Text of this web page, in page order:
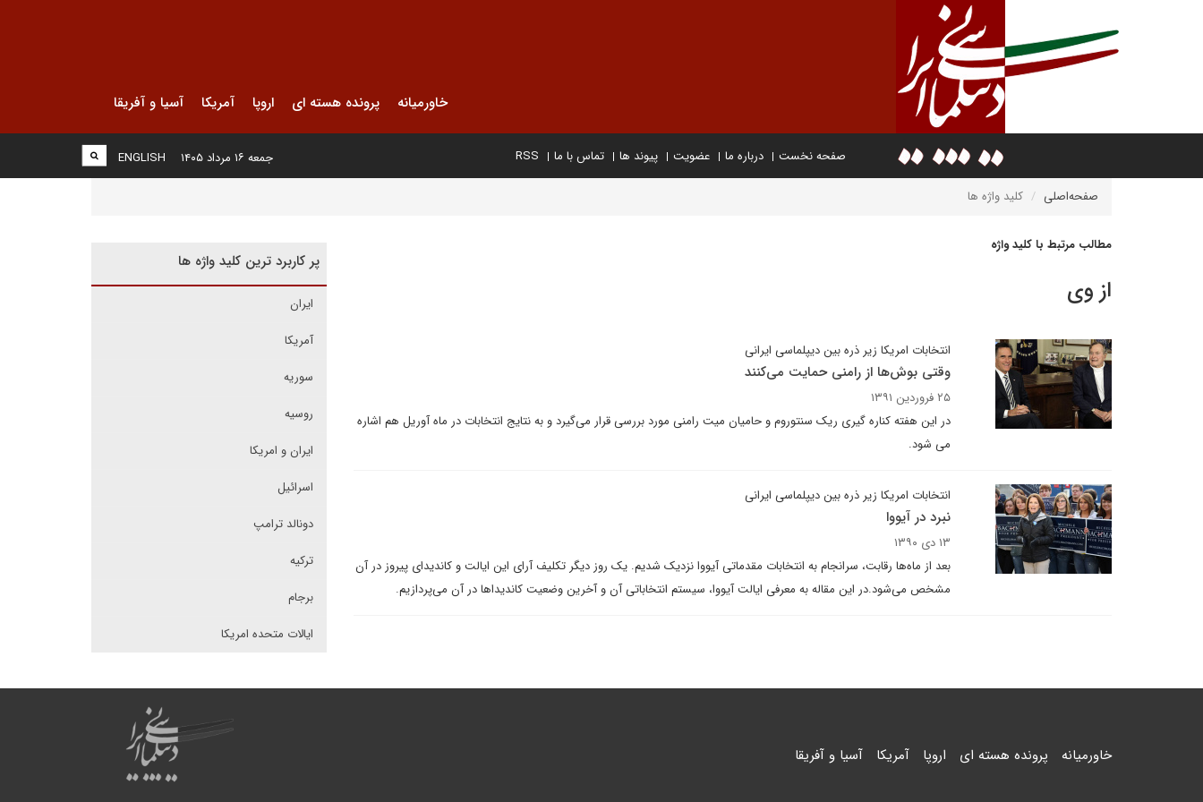
خاورمیانه پرونده هسته ای اروپا آمریکا آسیا و آفریقا
صفحه نخست درباره ما عضویت پیوند ها تماس با ما RSS
ENGLISH جمعه ۱۶ مرداد ۱۴۰۵
صفحه‌اصلی کلید واژه ها
مطالب مرتبط با کلید واژه
از وی
انتخابات امریکا زیر ذره بین دیپلماسی ایرانی
وقتی بوش‌ها از رامنی حمایت می‌کنند
۲۵ فروردین ۱۳۹۱
در این هفته کناره گیری ریک سنتوروم و حامیان میت رامنی مورد بررسی قرار می‌گیرد و به نتایج انتخابات در ماه آوریل هم اشاره
می شود.
انتخابات امریکا زیر ذره بین دیپلماسی ایرانی
نبرد در آیووا
۱۳ دی ۱۳۹۰
بعد از ماه‌ها رقابت، سرانجام به انتخابات مقدماتی آیووا نزدیک شدیم. یک روز دیگر تکلیف آرای این ایالت و کاندیدای پیروز در آن
مشخص می‌شود.در این مقاله به معرفی ایالت آیووا، سیستم انتخاباتی آن و آخرین وضعیت کاندیداها در آن می‌پردازیم.
پر کاربرد ترین کلید واژه ها
ایران
آمریکا
سوریه
روسیه
ایران و امریکا
اسرائیل
دونالد ترامپ
ترکیه
برجام
ایالات متحده امریکا
خاورمیانه پرونده هسته ای اروپا آمریکا آسیا و آفریقا